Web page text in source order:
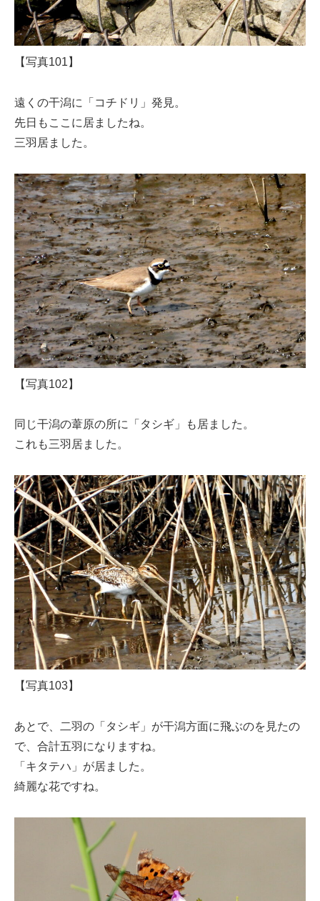
【写真101】
遠くの干潟に「コチドリ」発見。
先日もここに居ましたね。
三羽居ました。
【写真102】
同じ干潟の葦原の所に「タシギ」も居ました。
これも三羽居ました。
【写真103】
あとで、二羽の「タシギ」が干潟方面に飛ぶのを見たの
で、合計五羽になりますね。
「キタテハ」が居ました。
綺麗な花ですね。